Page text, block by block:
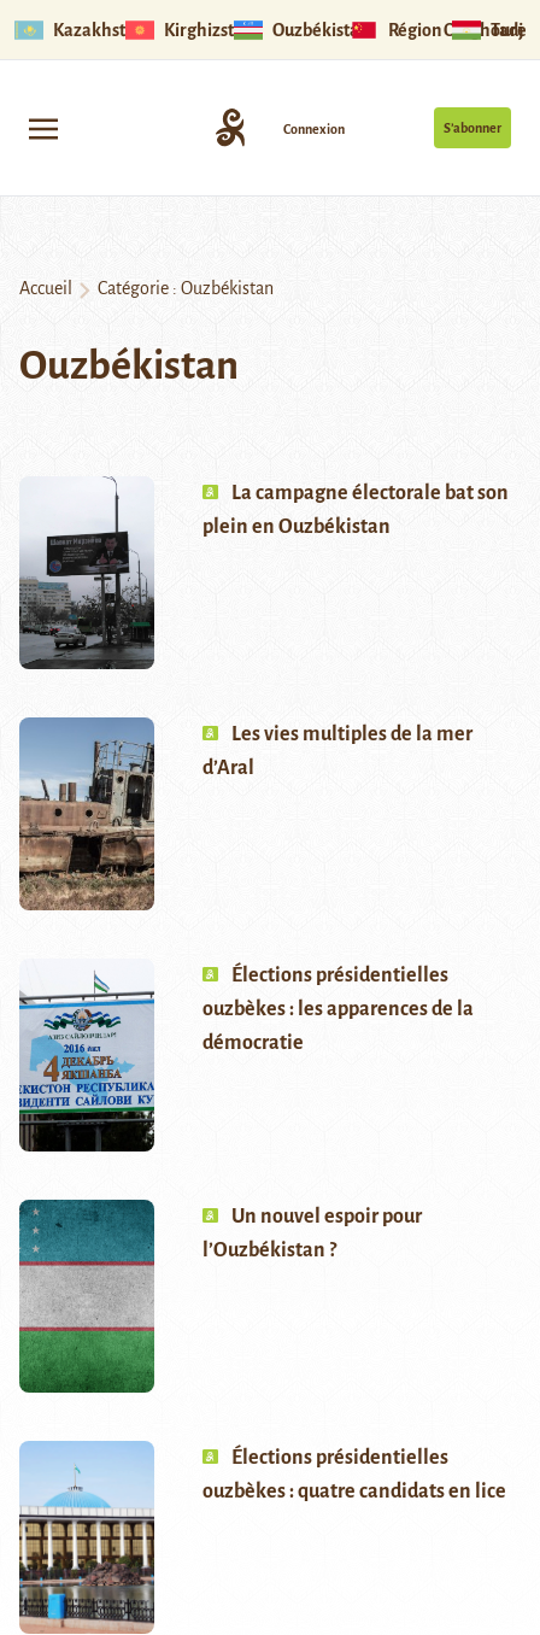
Kazakhstan Kirghizstan Ouzbékistan Région Ouïghoure
S’abonner
Connexion
Accueil Catégorie : Ouzbékistan
Ouzbékistan
La campagne électorale bat son
plein en Ouzbékistan
Les vies multiples de la mer
d’Aral
Élections présidentielles
ouzbèkes : les apparences de la
démocratie
Un nouvel espoir pour
l’Ouzbékistan ?
Élections présidentielles
ouzbèkes : quatre candidats en lice